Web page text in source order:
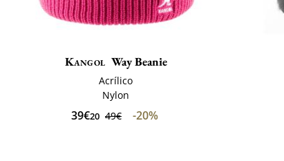
Kangol Way Beanie
Acrílico
Nylon
39€20 49€ -20%